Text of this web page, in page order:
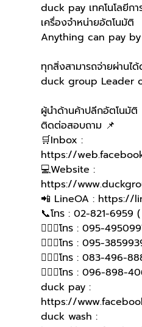
duck pay เทคโนโลยีกา
เครื่องจำหน่ายอัตโนมัติ
Anything can pay
ทุกสิ่งสามารถจ่ายผ่านไ
duck group Leader
ผู้นำด้านค้าปลีกอัตโนมัติ
ติดต่อสอบถาม 📌
🛒Inbox :
https://
💻Website :
https://
📲 LineOA : https://
📞โทร : 02-821-6959
🙋🏻‍♀โทร : 095-
🙋🏻‍♀️โทร : 095-
🙋🏻‍♀️โทร : 083-496-
🙋🏻‍♀โทร : 096-898-
duck pay :
https://
duck wash :